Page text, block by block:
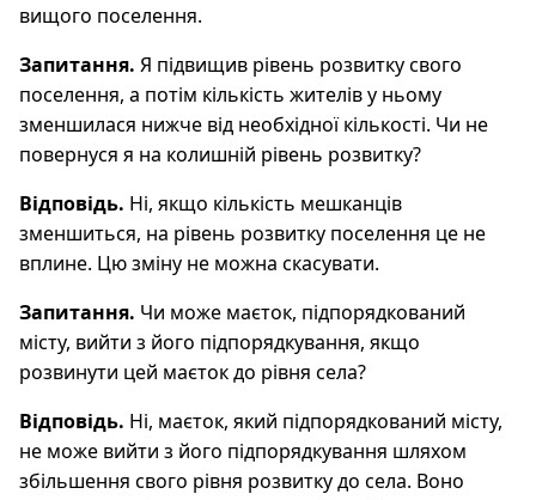
вищого поселення.
Запитання. Я підвищив рівень розвитку свого
поселення, а потім кількість жителів у ньому
зменшилася нижче від необхідної кількості. Чи не
повернуся я на колишній рівень розвитку?
Відповідь. Ні, якщо кількість мешканців
зменшиться, на рівень розвитку поселення це не
вплине. Цю зміну не можна скасувати.
Запитання. Чи може маєток, підпорядкований
місту, вийти з його підпорядкування, якщо
розвинути цей маєток до рівня села?
Відповідь. Ні, маєток, який підпорядкований місту,
не може вийти з його підпорядкування шляхом
збільшення свого рівня розвитку до села. Воно